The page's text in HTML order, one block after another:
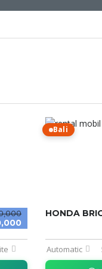
HONDA
Automatic
Bali